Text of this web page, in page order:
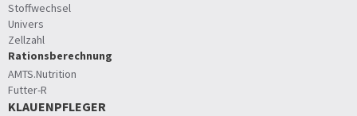
Stoffwechsel
Univers
Zellzahl
Rationsberechnung
AMTS.Nutrition
Futter-R
KLAUENPFLEGER